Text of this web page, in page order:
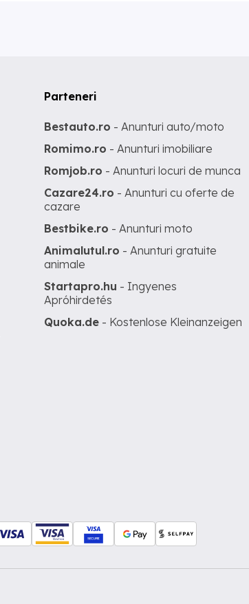
Parteneri
Bestauto.ro - Anunturi auto/moto
Romimo.ro - Anunturi imobiliare
Romjob.ro - Anunturi locuri de munca
Cazare24.ro - Anunturi cu oferte de
cazare
Bestbike.ro - Anunturi moto
Animalutul.ro - Anunturi gratuite
animale
Startapro.hu - Ingyenes
Apróhirdetés
Quoka.de - Kostenlose Kleinanzeigen